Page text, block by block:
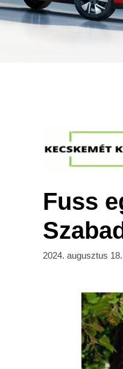
Fuss
2024. augusztus